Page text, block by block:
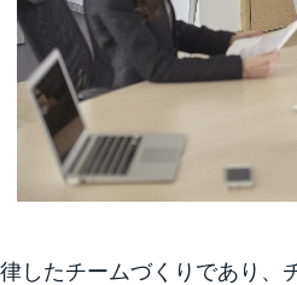
したチームづくりであり、